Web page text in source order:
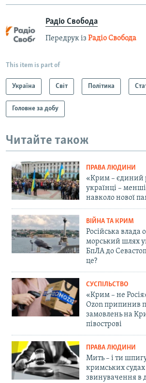
Радіо Свобода
Передрук із Радіо Свобода
This item is part of
Україна Світ Політика
Головне за добу
Читайте також
ПРАВА ЛЮДИНИ
«Крим – єдиний
українці –
навколо нової
ВІЙНА ТА КРИМ
Російська влада
морський шлях
БпЛА до
це?
СУСПІЛЬСТВО
«Крим – не
Ozon припинив
замовлень на
півострові
ПРАВА ЛЮДИНИ
Мить – і ти
кримських судах
звинувачення в